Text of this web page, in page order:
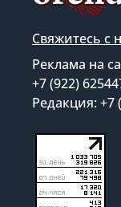
Свяжитесь с
Реклама на
+7 (922)
Редакция: +7